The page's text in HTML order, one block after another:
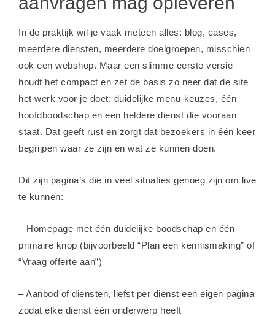
In de praktijk wil je vaak meteen alles: blog, cases,
meerdere diensten, meerdere doelgroepen, misschien
ook een webshop. Maar een slimme eerste versie
houdt het compact en zet de basis zo neer dat de site
het werk voor je doet: duidelijke menu-keuzes, één
hoofdboodschap en een heldere dienst die vooraan
staat. Dat geeft rust en zorgt dat bezoekers in één keer
begrijpen waar ze zijn en wat ze kunnen doen.
Dit zijn pagina’s die in veel situaties genoeg zijn om live
te kunnen:
– Homepage met één duidelijke boodschap en één
primaire knop (bijvoorbeeld “Plan een kennismaking” of
“Vraag offerte aan”)
– Aanbod of diensten, liefst per dienst een eigen pagina
zodat elke dienst één onderwerp heeft